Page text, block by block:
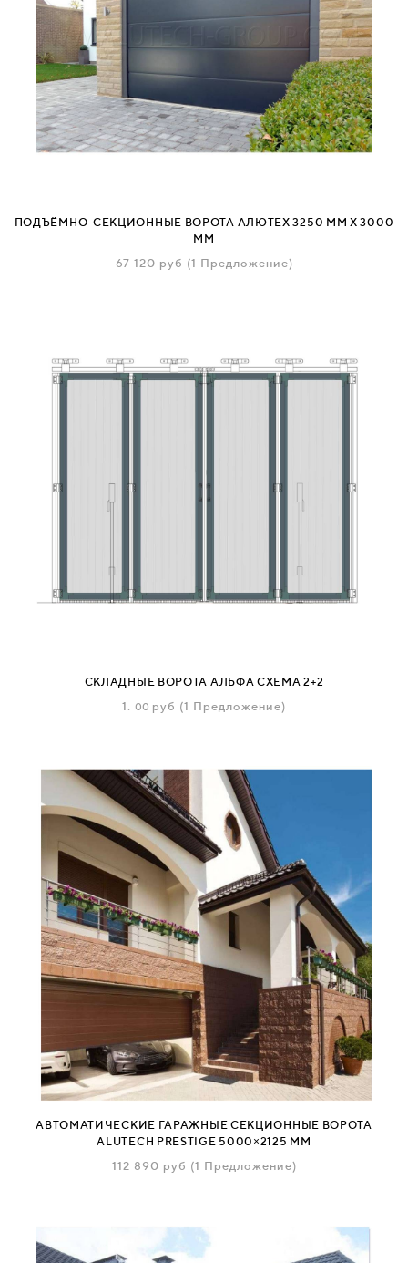
ПОДЪЁМНО-СЕКЦИОННЫЕ ВОРОТА АЛЮТЕХ 3250 ММ Х 3000
ММ
67 120 руб (1 Предложение)
СКЛАДНЫЕ ВОРОТА АЛЬФА СХЕМА 2+2
1. 00 руб (1 Предложение)
АВТОМАТИЧЕСКИЕ ГАРАЖНЫЕ СЕКЦИОННЫЕ ВОРОТА
ALUTECH PRESTIGE 5000×2125 ММ
112 890 руб (1 Предложение)